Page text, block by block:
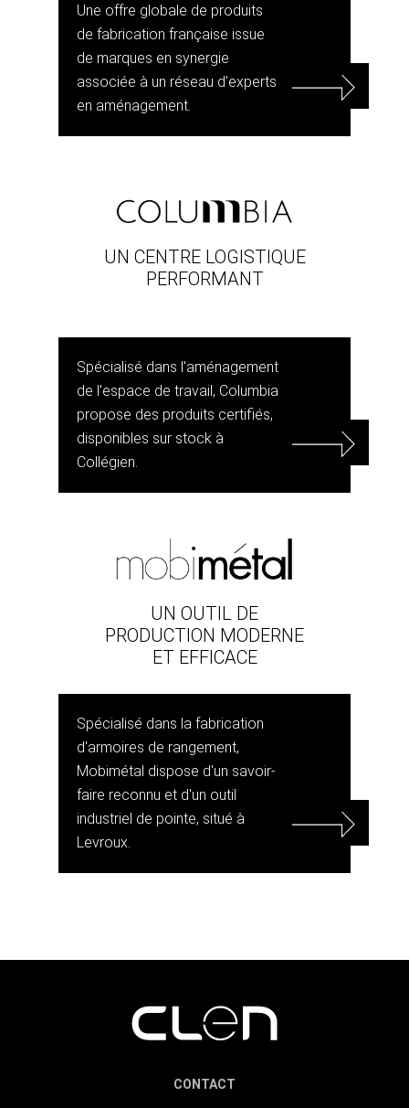
Une offre globale de produits
de fabrication française issue
de marques en synergie
associée à un réseau d’experts
en aménagement.
UN CENTRE LOGISTIQUE
PERFORMANT
Spécialisé dans l'aménagement
de l'espace de travail, Columbia
propose des produits certifiés,
disponibles sur stock à
Collégien.
UN OUTIL DE
PRODUCTION MODERNE
ET EFFICACE
Spécialisé dans la fabrication
d'armoires de rangement,
Mobimétal dispose d'un savoir-
faire reconnu et d'un outil
industriel de pointe, situé à
Levroux.
CONTACT